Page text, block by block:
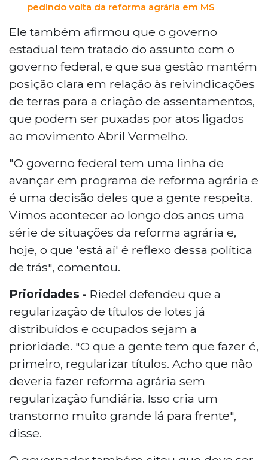
pedindo volta da reforma agrária em MS
Ele também afirmou que o governo
estadual tem tratado do assunto com o
governo federal, e que sua gestão mantém
posição clara em relação às reivindicações
de terras para a criação de assentamentos,
que podem ser puxadas por atos ligados
ao movimento Abril Vermelho.
"O governo federal tem uma linha de
avançar em programa de reforma agrária e
é uma decisão deles que a gente respeita.
Vimos acontecer ao longo dos anos uma
série de situações da reforma agrária e,
hoje, o que 'está aí' é reflexo dessa política
de trás", comentou.
Prioridades - Riedel defendeu que a
regularização de títulos de lotes já
distribuídos e ocupados sejam a
prioridade. "O que a gente tem que fazer é,
primeiro, regularizar títulos. Acho que não
deveria fazer reforma agrária sem
regularização fundiária. Isso cria um
transtorno muito grande lá para frente",
disse.